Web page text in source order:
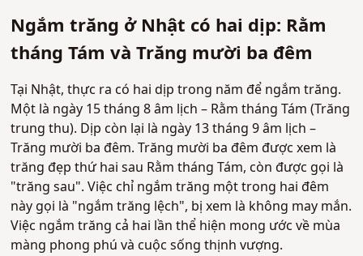
Ngắm trăng ở Nhật có hai dịp: Rằm
tháng Tám và Trăng mười ba đêm
Tại Nhật, thực ra có hai dịp trong năm để ngắm trăng.
Một là ngày 15 tháng 8 âm lịch – Rằm tháng Tám (Trăng
trung thu). Dịp còn lại là ngày 13 tháng 9 âm lịch –
Trăng mười ba đêm. Trăng mười ba đêm được xem là
trăng đẹp thứ hai sau Rằm tháng Tám, còn được gọi là
"trăng sau". Việc chỉ ngắm trăng một trong hai đêm
này gọi là "ngắm trăng lệch", bị xem là không may mắn.
Việc ngắm trăng cả hai lần thể hiện mong ước về mùa
màng phong phú và cuộc sống thịnh vượng.